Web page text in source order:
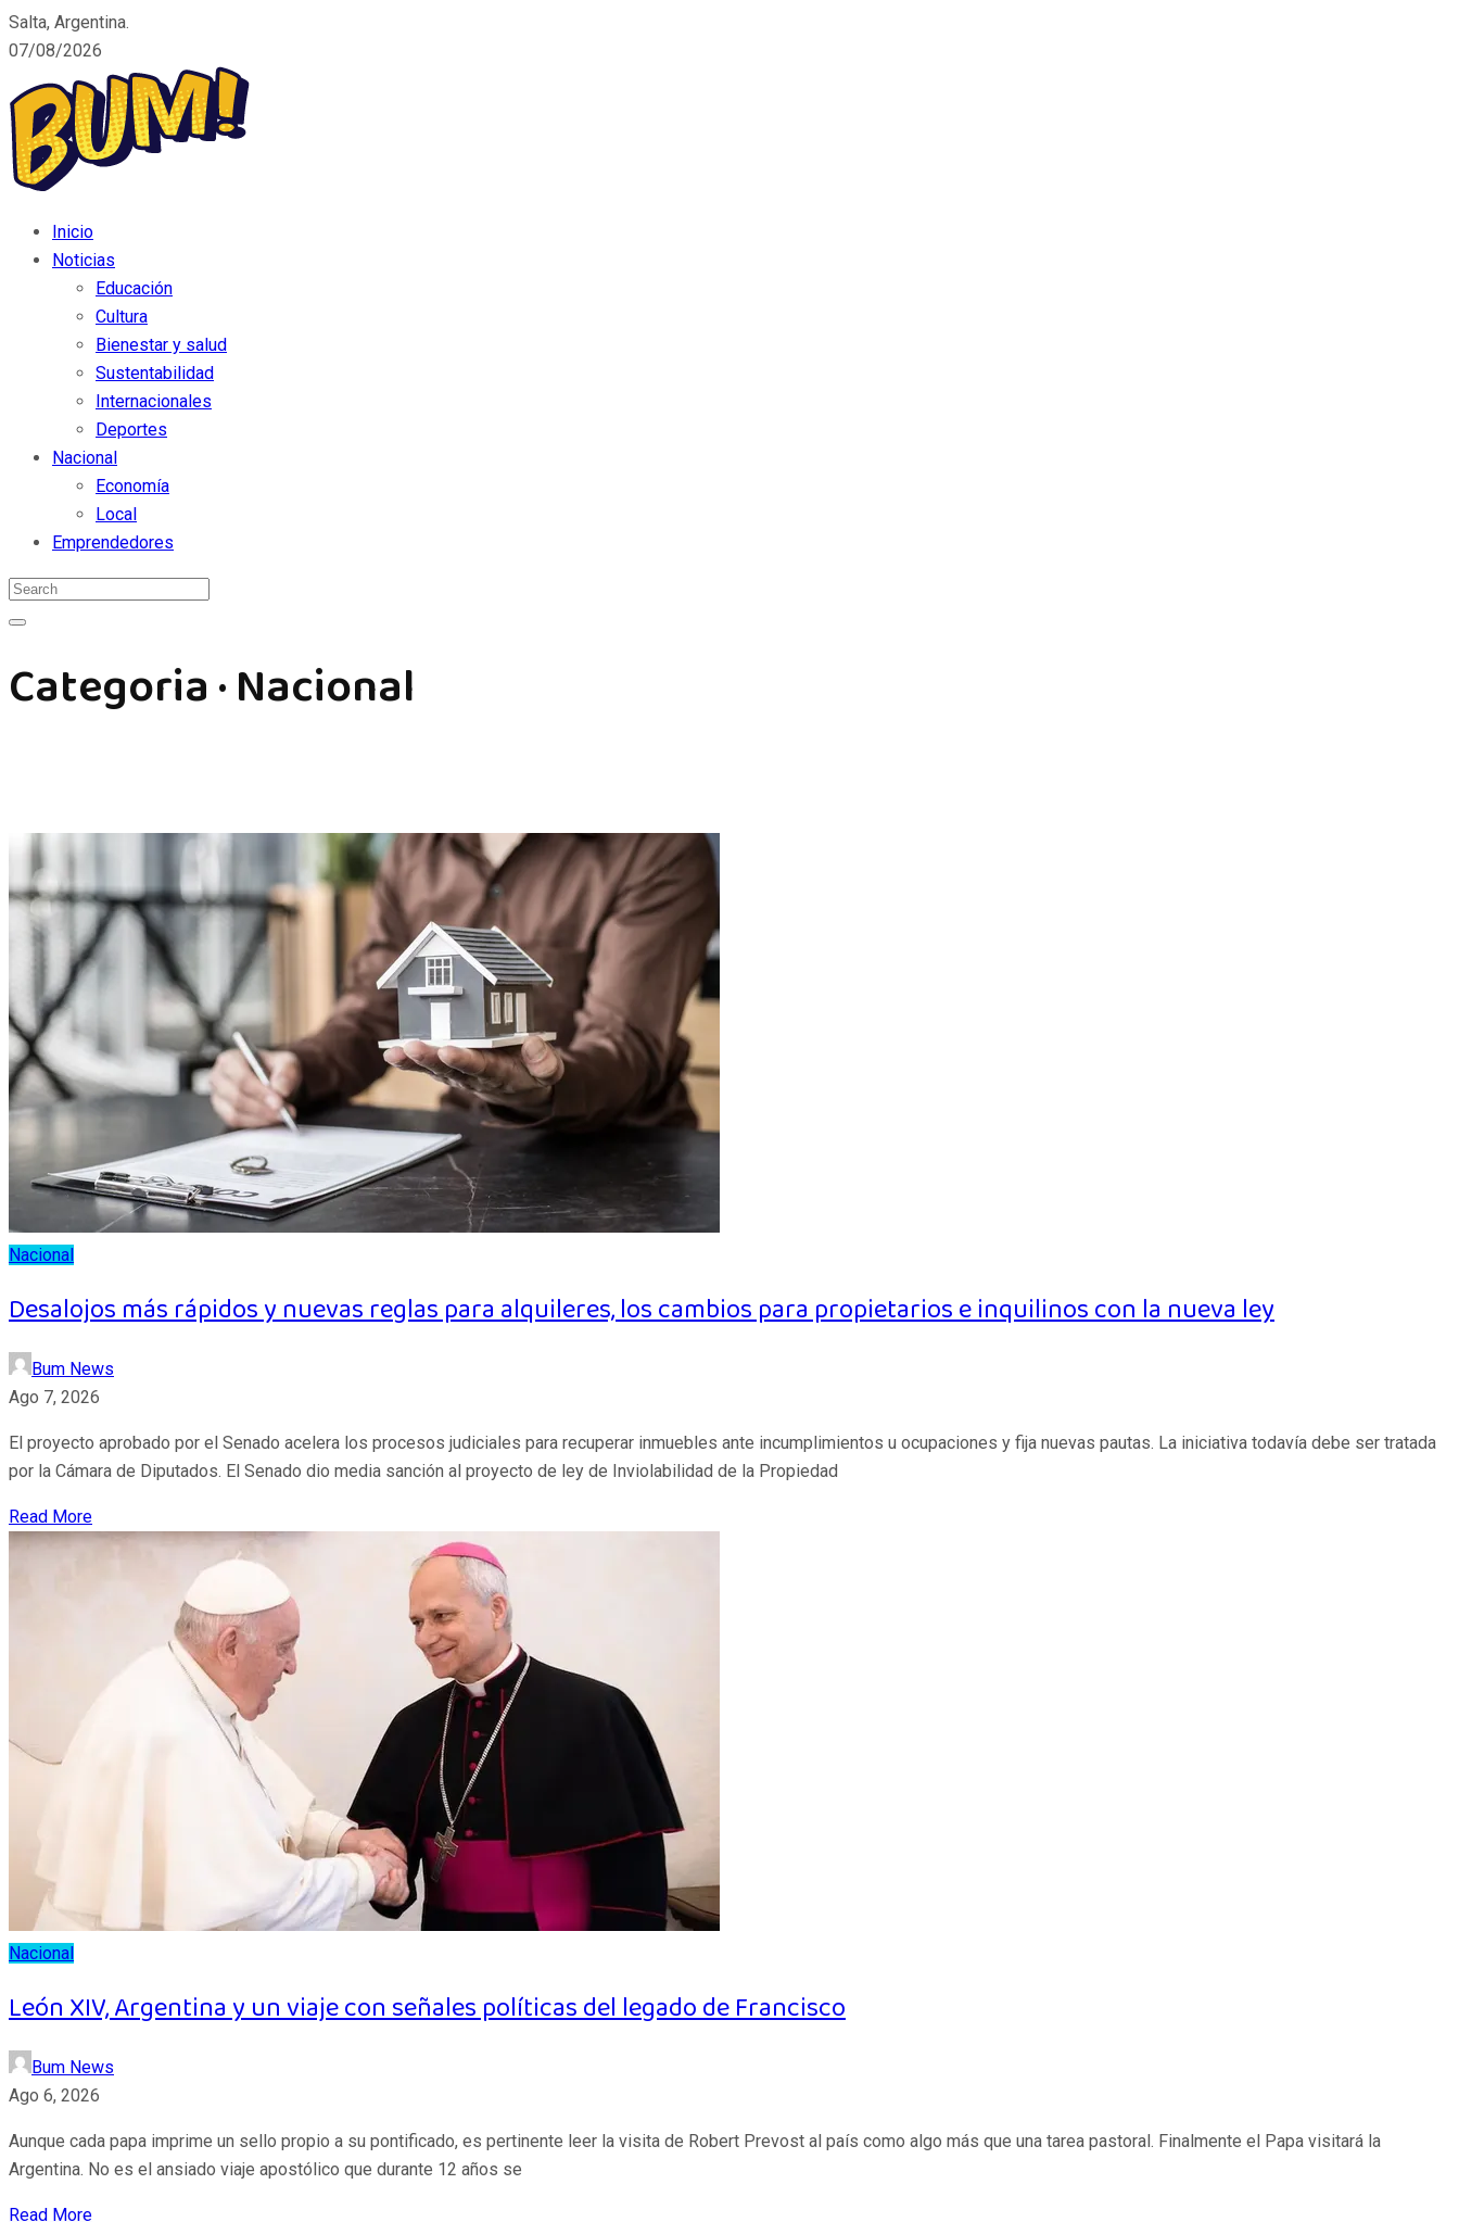
Salta, Argentina.
07/08/2026
Inicio
Noticias
Educación
Cultura
Bienestar y salud
Sustentabilidad
Internacionales
Deportes
Nacional
Economía
Local
Emprendedores
Categoria · Nacional
Nacional
Desalojos más rápidos y nuevas reglas para alquileres, los cambios para propietarios e inquilinos con la nueva ley
Bum News
Ago 7, 2026
El proyecto aprobado por el Senado acelera los procesos judiciales para recuperar inmuebles ante incumplimientos u ocupaciones y fija nuevas pautas. La iniciativa todavía debe ser tratada
por la Cámara de Diputados. El Senado dio media sanción al proyecto de ley de Inviolabilidad de la Propiedad
Read More
Nacional
León XIV, Argentina y un viaje con señales políticas del legado de Francisco
Bum News
Ago 6, 2026
Aunque cada papa imprime un sello propio a su pontificado, es pertinente leer la visita de Robert Prevost al país como algo más que una tarea pastoral. Finalmente el Papa visitará la
Argentina. No es el ansiado viaje apostólico que durante 12 años se
Read More